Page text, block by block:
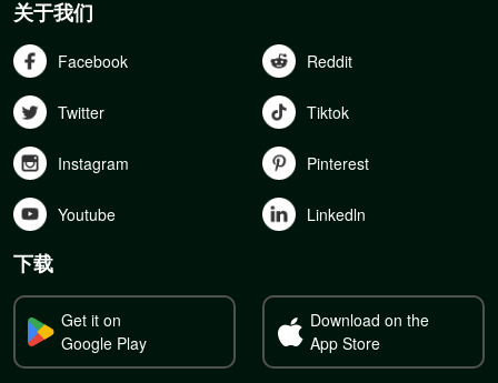
关于我们
Facebook Reddit
Twitter Tiktok
Instagram Pinterest
Youtube Linkedln
下载
Get it on
Google Play
Download on the
App Store